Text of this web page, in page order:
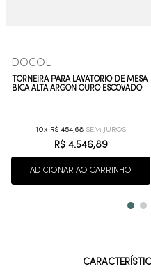
DOCOL
TORNEIRA PARA LAVATÓRIO DE MESA
BICA ALTA ARGON OURO ESCOVADO
10 R$ 454,68
R$ 4.546,89
ADICIONAR AO CARRINHO